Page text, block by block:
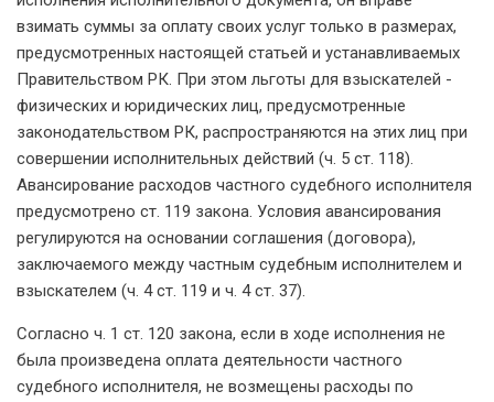
взимать суммы за оплату своих услуг только в размерах,
предусмотренных настоящей статьей и устанавливаемых
Правительством РК. При этом льготы для взыскателей -
физических и юридических лиц, предусмотренные
законодательством РК, распространяются на этих лиц при
совершении исполнительных действий (ч. 5 ст. 118).
Авансирование расходов частного судебного исполнителя
предусмотрено ст. 119 закона. Условия авансирования
регулируются на основании соглашения (договора),
заключаемого между частным судебным исполнителем и
взыскателем (ч. 4 ст. 119 и ч. 4 ст. 37).
Согласно ч. 1 ст. 120 закона, если в ходе исполнения не
была произведена оплата деятельности частного
судебного исполнителя, не возмещены расходы по